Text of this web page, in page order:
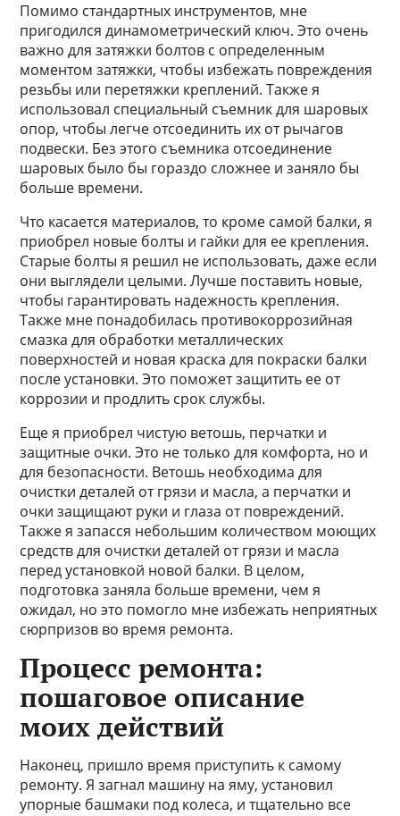
Помимо стандартных инструментов, мне
пригодился динамометрический ключ. Это очень
важно для затяжки болтов с определенным
моментом затяжки, чтобы избежать повреждения
резьбы или перетяжки креплений. Также я
использовал специальный съемник для шаровых
опор, чтобы легче отсоединить их от рычагов
подвески. Без этого съемника отсоединение
шаровых было бы гораздо сложнее и заняло бы
больше времени.
Что касается материалов, то кроме самой балки, я
приобрел новые болты и гайки для ее крепления.
Старые болты я решил не использовать, даже если
они выглядели целыми. Лучше поставить новые,
чтобы гарантировать надежность крепления.
Также мне понадобилась противокоррозийная
смазка для обработки металлических
поверхностей и новая краска для покраски балки
после установки. Это поможет защитить ее от
коррозии и продлить срок службы.
Еще я приобрел чистую ветошь, перчатки и
защитные очки. Это не только для комфорта, но и
для безопасности. Ветошь необходима для
очистки деталей от грязи и масла, а перчатки и
очки защищают руки и глаза от повреждений.
Также я запасся небольшим количеством моющих
средств для очистки деталей от грязи и масла
перед установкой новой балки. В целом,
подготовка заняла больше времени, чем я
ожидал, но это помогло мне избежать неприятных
сюрпризов во время ремонта.
Процесс ремонта:
пошаговое описание
моих действий
Наконец, пришло время приступить к самому
ремонту. Я загнал машину на яму, установил
упорные башмаки под колеса, и тщательно все